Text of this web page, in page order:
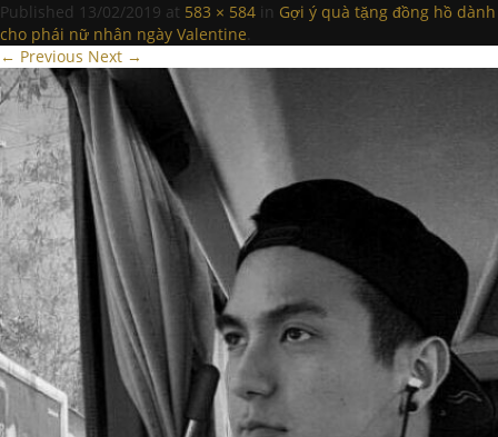
Published 13/02/2019 at 583 × 584 in Gợi ý quà tặng đồng hồ dành
cho phái nữ nhân ngày Valentine.
← Previous Next →